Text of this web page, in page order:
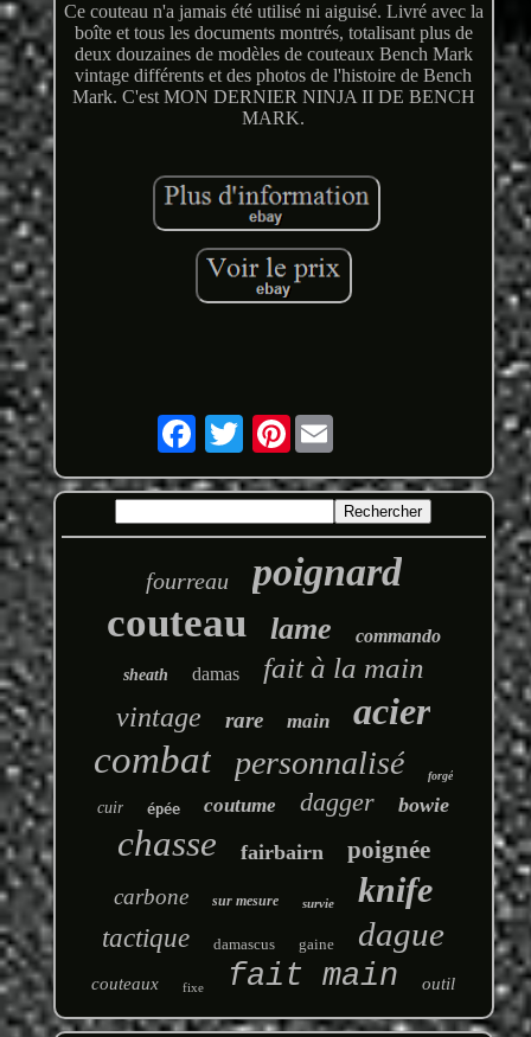
Ce couteau n'a jamais été utilisé ni aiguisé. Livré avec la
boîte et tous les documents montrés, totalisant plus de
deux douzaines de modèles de couteaux Bench Mark
vintage différents et des photos de l'histoire de Bench
Mark. C'est MON DERNIER NINJA II DE BENCH
MARK.
Pinterest
fourreau poignard
couteau lame commando
sheath damas fait à la main
vintage rare main
acier
combat
personnalisé forgé
cuir épée coutume dagger bowie
chasse fairbairn poignée
carbone sur mesure survie knife
tactique damascus gaine dague
couteaux fixe fait main outil